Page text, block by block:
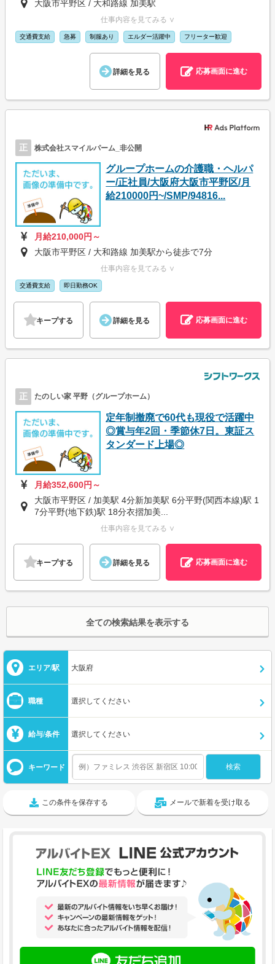
大阪市平野区 / 大和路線 加美駅
仕事内容を見てみる ∨
交通費支給 急募 制服あり エルダー活躍中 フリーター歓迎
詳細を見る 応募画面に進む
正 株式会社スマイルパーム_非公開
グループホームの介護職・ヘルパ
ー/正社員/大阪府大阪市平野区/月
給210000円~/SMP/94816...
月給210,000円～
大阪市平野区 / 大和路線 加美駅から徒歩で7分
仕事内容を見てみる ∨
交通費支給 即日勤務OK
キープする 詳細を見る 応募画面に進む
正 たのしい家 平野（グループホーム）
定年制撤廃で60代も現役で活躍中
◎賞与年2回・季節休7日。東証ス
タンダード上場◎
月給352,600円～
大阪市平野区 / 加美駅 4分新加美駅 6分平野(関西本線)駅 1
7分平野(地下鉄)駅 18分衣摺加美...
仕事内容を見てみる ∨
キープする 詳細を見る 応募画面に進む
全ての検索結果を表示する
エリア/駅 大阪府
職種 選択してください
給与/条件 選択してください
キーワード
この条件を保存する メールで新着を受け取る